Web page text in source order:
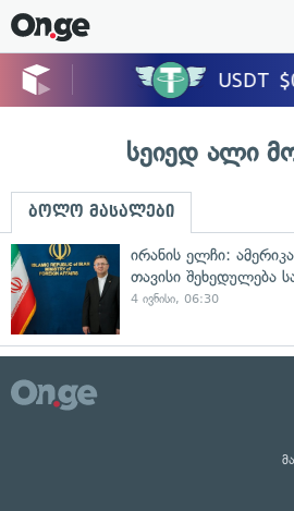
სეიედ ალი
ბოლო მასალები
ირანის ელჩი:
თავისი შეხედულება
4 ივნისი, 06:30